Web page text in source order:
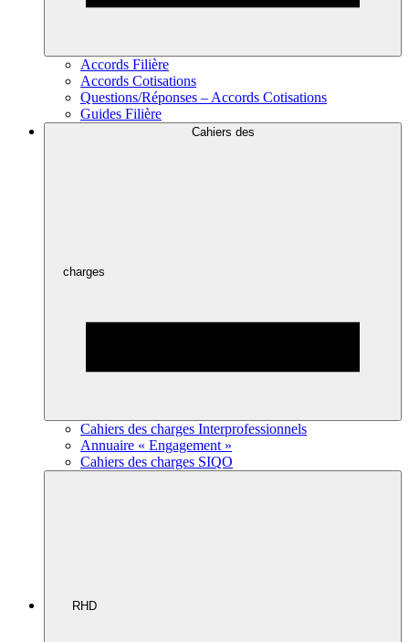
Accords Filière
Accords Cotisations
Questions/Réponses – Accords Cotisations
Guides Filière
Cahiers des
charges
Cahiers des charges Interprofessionnels
Annuaire « Engagement »
Cahiers des charges SIQO
RHD